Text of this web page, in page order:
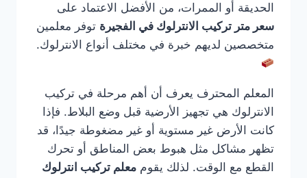
الحديقة أو الممرات، من الأفضل الاعتماد على
سعر متر تركيب الانترلوك في الفجيرة توفر معلمين
متخصصين لديهم خبرة في مختلف أنواع الانترلوك.
المعلم المحترف يعرف أن أهم مرحلة في تركيب
الانترلوك هي تجهيز الأرضية قبل وضع البلاط. فإذا
كانت الأرض غير مستوية أو غير مضغوطة جيدًا، قد
تظهر مشاكل مثل هبوط بعض المناطق أو تحرك
القطع مع الوقت. لذلك يقوم معلم تركيب انترلوك